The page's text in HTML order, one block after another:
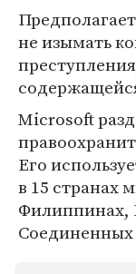
не изымать
Microsoft
Его
в 15 странах
Филиппинах,